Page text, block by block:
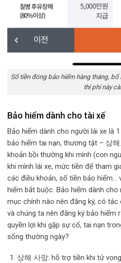
Số tiền đóng bảo hiểm hàng tháng,
thì phí này
Bảo hiểm dành cho tài xế
Bảo hiểm dành cho người lái xe là
bảo hiểm tai nạn, thương tật – 상
khoản bồi thường khi mình (con
khi mình lái xe, mức tiền để tham
các điều khoản, số tiền bảo hiểm…
hiểm bắt buộc. Bảo hiểm dành
mục chính nào nên đăng ký, có
và chúng ta nên đăng ký bảo hiểm
quyền lợi khi gặp sự cố, tai nạn
sống thường ngày?
상해 사망: hỗ trợ tiền khi tử